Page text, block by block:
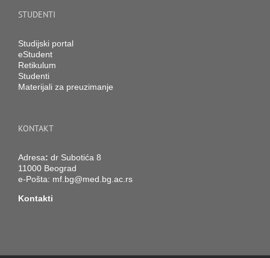
STUDENTI
Studijski portal
eStudent
Retikulum
Studenti
Materijali za preuzimanje
KONTAKT
Adresa: dr Subotića 8
11000 Beograd
e-Pošta: mf.bg@med.bg.ac.rs
Kontakti